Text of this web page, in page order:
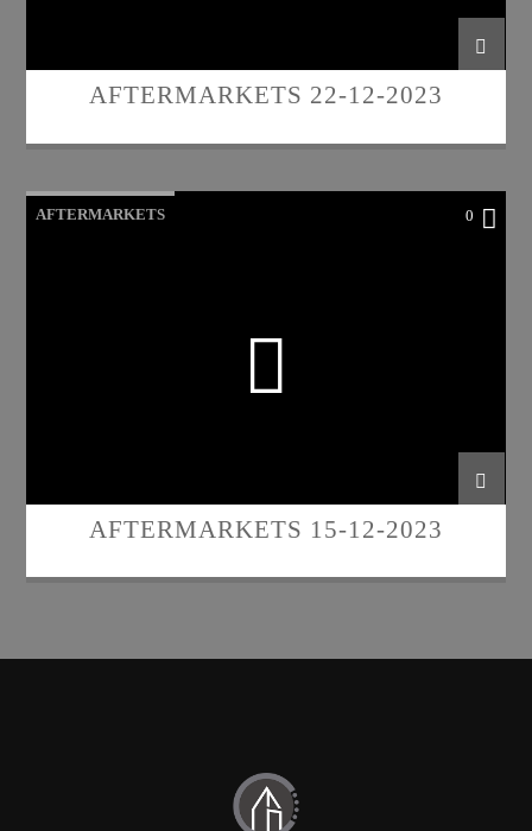
AFTERMARKETS 22-12-2023
AFTERMARKETS 0
AFTERMARKETS 15-12-2023